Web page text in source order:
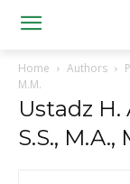
Home Authors
M.M.
Ustadz
S.S., M.A.,